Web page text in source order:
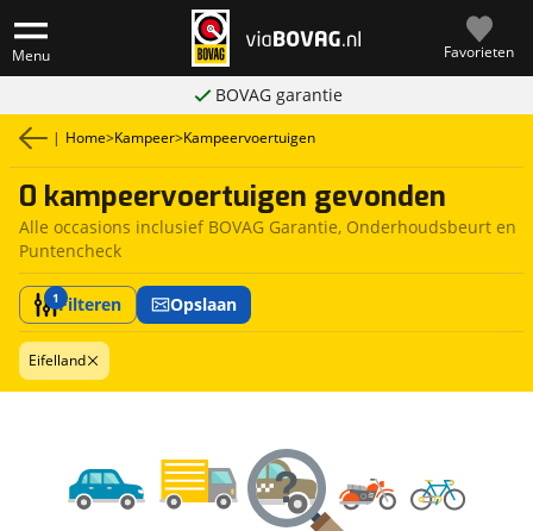
Menu Favorieten
BOVAG garantie
| Home>Kampeer>Kampeervoertuigen
0 kampeervoertuigen gevonden
Alle occasions inclusief BOVAG Garantie, Onderhoudsbeurt en
Puntencheck
1Filteren Opslaan
Eifelland